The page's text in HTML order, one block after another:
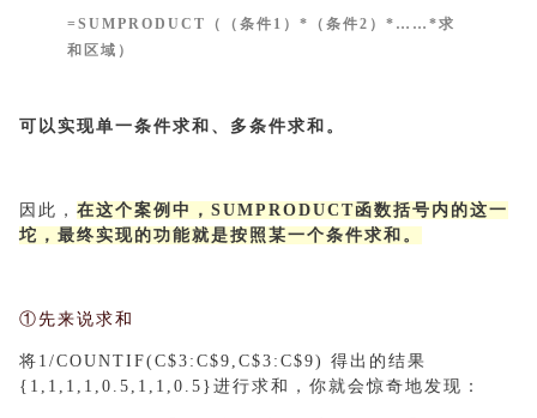
=SUMPRODUCT（（条件1）*（条件2）*……*求
和区域）
可以实现单一条件求和、多条件求和。
因此， 在这个案例中，SUMPRODUCT函数括号内的这一
坨，最终实现的功能就是按照某一个条件求和。
①先来说求和
将1/COUNTIF(C$3:C$9,C$3:C$9) 得出的结果
{1,1,1,1,0.5,1,1,0.5}进行求和，你就会惊奇地发现：